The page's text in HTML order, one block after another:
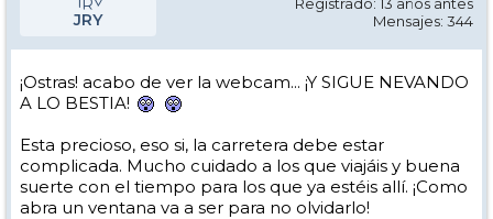
JRY
Mensajes: 344
¡Ostras! acabo de ver la webcam... ¡Y SIGUE NEVANDO
A LO BESTIA!
Esta precioso, eso si, la carretera debe estar
complicada. Mucho cuidado a los que viajáis y buena
suerte con el tiempo para los que ya estéis allí. ¡Como
abra un ventana va a ser para no olvidarlo!